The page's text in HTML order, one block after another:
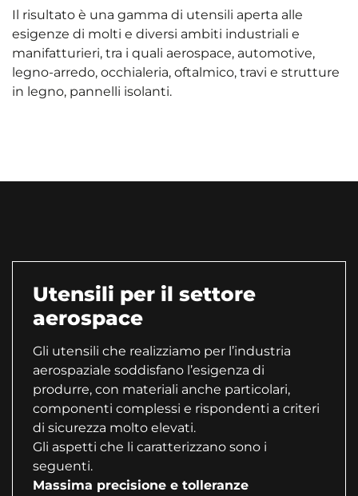
Il risultato è una gamma di utensili aperta alle
esigenze di molti e diversi ambiti industriali e
manifatturieri, tra i quali aerospace, automotive,
legno-arredo, occhialeria, oftalmico, travi e strutture
in legno, pannelli isolanti.
Utensili per il settore
aerospace
Gli utensili che realizziamo per l’industria
aerospaziale soddisfano l’esigenza di
produrre, con materiali anche particolari,
componenti complessi e rispondenti a criteri
di sicurezza molto elevati.
Gli aspetti che li caratterizzano sono i
seguenti.
Massima precisione e tolleranze